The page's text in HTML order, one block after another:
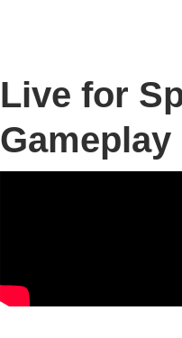
Live for
Gameplay